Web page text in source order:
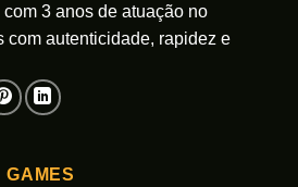
3 anos de atuação no
com autenticidade, rapidez e
GAMES